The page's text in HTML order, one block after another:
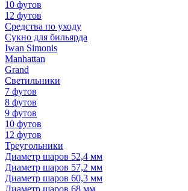
10 футов
12 футов
Средства по уходу
Сукно для бильярда
Iwan Simonis
Manhattan
Grand
Светильники
7 футов
8 футов
9 футов
10 футов
12 футов
Треугольники
Диаметр шаров 52,4 мм
Диаметр шаров 57,2 мм
Диаметр шаров 60,3 мм
Диаметр шаров 68 мм